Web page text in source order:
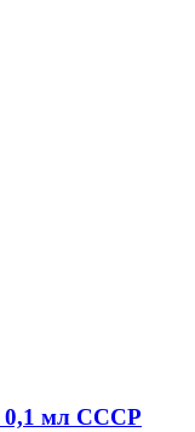
0,1 мл СССР